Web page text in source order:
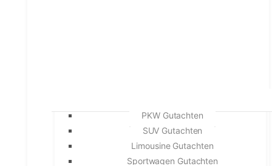
PKW Gutachten
SUV Gutachten
Limousine Gutachten
Sportwagen Gutachten